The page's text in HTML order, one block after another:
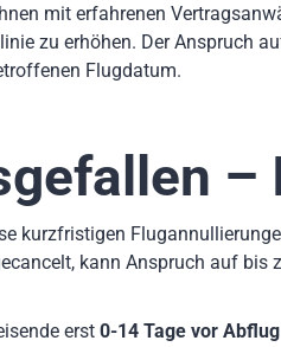
mit erfahrenen
zu erhöhen. Der Anspruch
Flugdatum.
–
kurzfristigen
kann Anspruch auf bis
erst 0-14 Tage vor Abflug